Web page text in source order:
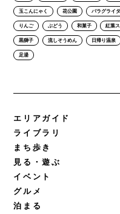
玉こんにゃく 花公園 パラグライ
りんご ぶどう 和菓子 紅葉
黒獅子 流しそうめん 日帰り温泉
足湯
エリアガイド
ライブラリ
まち歩き
見る・遊ぶ
イベント
グルメ
泊まる